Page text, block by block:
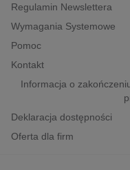
Regulamin Newslettera
Wymagania Systemowe
Pomoc
Kontakt
Informacja o
Deklaracja dostępności
Oferta dla firm